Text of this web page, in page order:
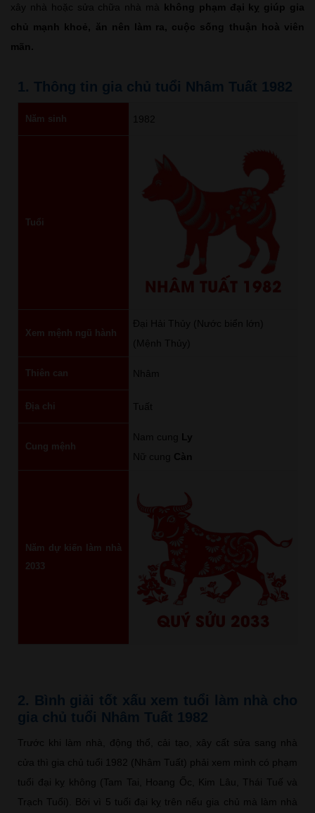
xây nhà hoặc sửa chữa nhà mà không phạm đại kỵ giúp gia
chủ mạnh khoẻ, ăn nên làm ra, cuộc sống thuận hoà viên
mãn.
1. Thông tin gia chủ tuổi Nhâm Tuất 1982
Năm sinh 1982
Tuổi
NHÂM TUẤT 1982
Xem mệnh ngũ hành
Đại Hải Thủy (Nước biển lớn)
(Mệnh Thủy)
Thiên can Nhâm
Địa chi Tuất
Cung mệnh
Nam cung Ly
Nữ cung Càn
Năm dự kiến làm nhà
2033
QUÝ SỬU 2033
2. Bình giải tốt xấu xem tuổi làm nhà cho
gia chủ tuổi Nhâm Tuất 1982
Trước khi làm nhà, động thổ, cải tạo, xây cất sửa sang nhà
cửa thì gia chủ tuổi 1982 (Nhâm Tuất) phải xem mình có phạm
tuổi đại kỵ không (Tam Tai, Hoang Ốc, Kim Lâu, Thái Tuế và
Trạch Tuổi). Bởi vì 5 tuổi đại kỵ trên nếu gia chủ mà làm nhà